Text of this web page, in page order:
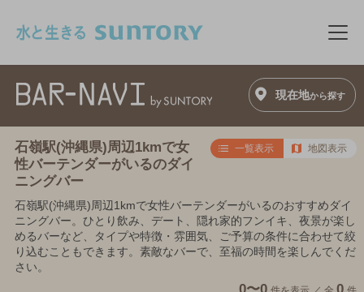
メ
現在地から探す
石嶺駅(沖縄県)周辺1kmで女
性バーテンダーがいるのダイ
ニングバー
一覧表示 地図表示
石嶺駅(沖縄県)周辺1kmで女性バーテンダーがいるのおすすめダイ
ニングバー。ひとり飲み、デート、隠れ家的フンイキ、夜景が楽し
めるバーなど、タイプや特徴・雰囲気、ご予算の条件に合わせて絞
り込むこともできます。素敵なバーで、至福の時間を楽しんでくだ
さい。